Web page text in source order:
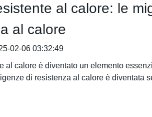
al calore: le
al calore
02-06 03:32:49
al calore è diventato un elemento
di resistenza al calore è diventata